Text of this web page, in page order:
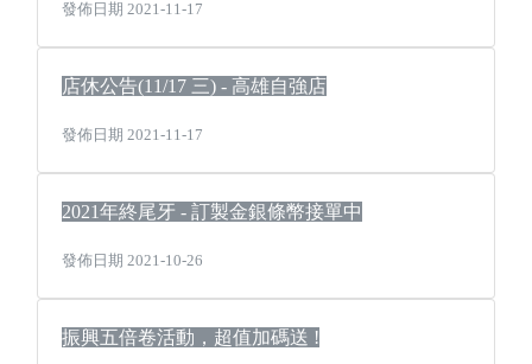
發佈日期 2021-11-17
店休公告(11/17 三) - 高雄自強店
發佈日期 2021-11-17
2021年終尾牙 - 訂製金銀條幣接單中
發佈日期 2021-10-26
振興五倍卷活動，超值加碼送 !